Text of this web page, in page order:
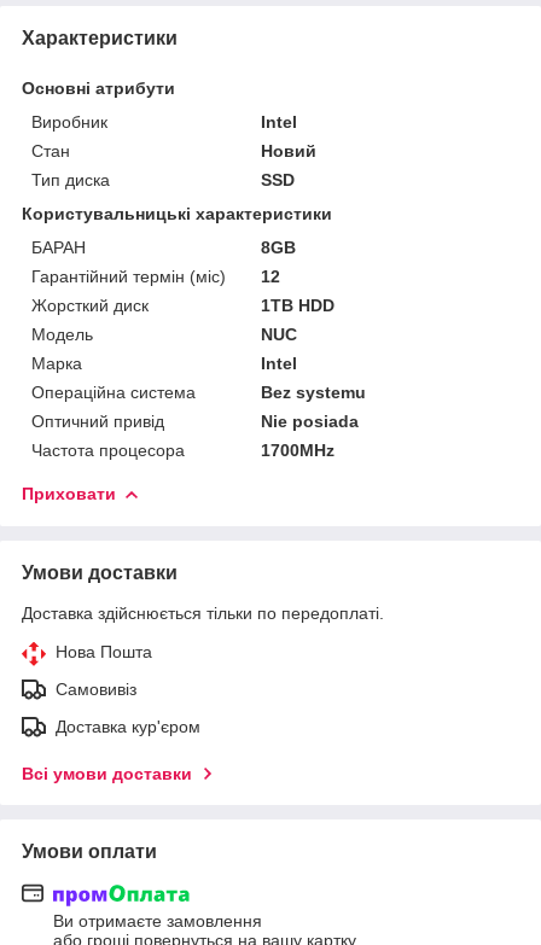
Характеристики
Основні атрибути
Виробник
Intel
Стан
Новий
Тип диска
SSD
Користувальницькі характеристики
БАРАН
8GB
Гарантійний термін (міс)
12
Жорсткий диск
1TB HDD
Мoдель
NUC
Марка
Intel
Операційна система
Bez systemu
Оптичний привід
Nie posiada
Частота процесора
1700MHz
Приховати
Умови доставки
Доставка здійснюється тільки по передоплаті.
Нова Пошта
Самовивіз
Доставка кур'єром
Всі умови доставки
Умови оплати
Ви отримаєте замовлення
або гроші повернуться на вашу картку